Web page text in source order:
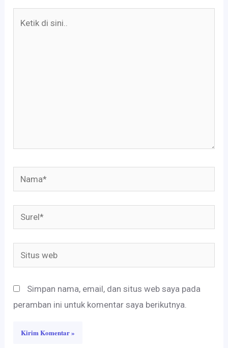
Nama*
Surel*
Situs
web
Simpan nama, email, dan situs web saya pada
peramban ini untuk komentar saya berikutnya.